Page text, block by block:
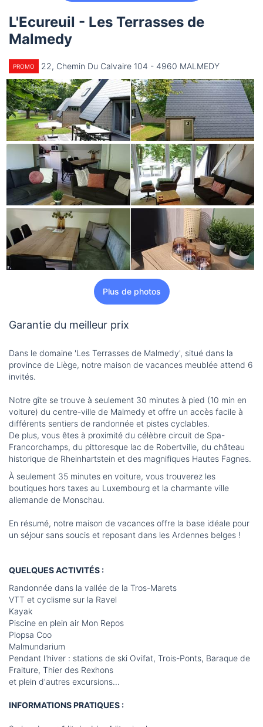
L'Ecureuil - Les Terrasses de
Malmedy
PROMO 22, Chemin Du Calvaire 104 - 4960 MALMEDY
Plus de photos
Garantie du meilleur prix
Dans le domaine 'Les Terrasses de Malmedy', situé dans la
province de Liège, notre maison de vacances meublée attend 6
invités.
Notre gîte se trouve à seulement 30 minutes à pied (10 min en
voiture) du centre-ville de Malmedy et offre un accès facile à
différents sentiers de randonnée et pistes cyclables.
De plus, vous êtes à proximité du célèbre circuit de Spa-
Francorchamps, du pittoresque lac de Robertville, du château
historique de Rheinhartstein et des magnifiques Hautes Fagnes.
À seulement 35 minutes en voiture, vous trouverez les
boutiques hors taxes au Luxembourg et la charmante ville
allemande de Monschau.
En résumé, notre maison de vacances offre la base idéale pour
un séjour sans soucis et reposant dans les Ardennes belges !
QUELQUES ACTIVITÉS :
Randonnée dans la vallée de la Tros-Marets
VTT et cyclisme sur la Ravel
Kayak
Piscine en plein air Mon Repos
Plopsa Coo
Malmundarium
Pendant l'hiver : stations de ski Ovifat, Trois-Ponts, Baraque de
Fraiture, Thier des Rexhons
et plein d'autres excursions...
INFORMATIONS PRATIQUES :